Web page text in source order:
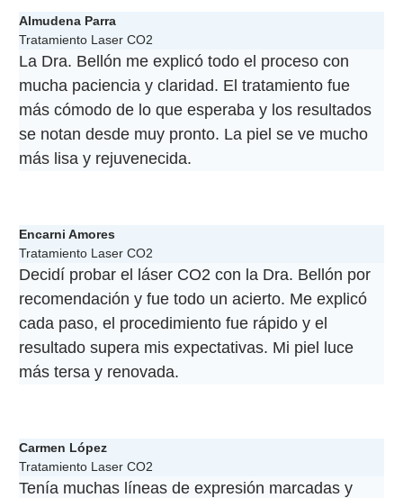
Almudena Parra
Tratamiento Laser CO2
La Dra. Bellón me explicó todo el proceso con
mucha paciencia y claridad. El tratamiento fue
más cómodo de lo que esperaba y los resultados
se notan desde muy pronto. La piel se ve mucho
más lisa y rejuvenecida.
Encarni Amores
Tratamiento Laser CO2
Decidí probar el láser CO2 con la Dra. Bellón por
recomendación y fue todo un acierto. Me explicó
cada paso, el procedimiento fue rápido y el
resultado supera mis expectativas. Mi piel luce
más tersa y renovada.
Carmen López
Tratamiento Laser CO2
Tenía muchas líneas de expresión marcadas y